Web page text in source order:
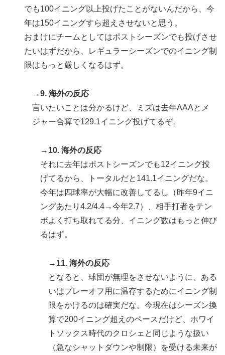
でも100イニング以上投げたことがないんだから、今
年は150イニングすら超えさせないと思う。
おまけにチームとしてはポストシーズンでも投げさせ
たいはずだから、レギュラーシーズンでのイニング制
限はもっと厳しくなるはず。
→9. 海外の反応
言いたいことは分かるけど、ミズは去年AAAとメ
ジャー合算で129.1イニング投げてるぞ。
→10. 海外の反応
それに去年はポストシーズンでも12イニング投
げてるから、トータルだと141.1イニングだな。
今年は四球率が大幅に改善してるし（昨年9イニ
ングあたり4.2/4.4→今年2.7）、相手打者をテン
ポよく打ち取れてる分、イニング数はもっと伸び
るはず。
→11. 海外の反応
となると、球団が無理をさせないように、ある
いはプレーオフ用に温存するためにイニング制
限をかけるのは確実だな。今現在はシーズン換
算で200イニング超えのペースだけど、ホワイ
トソックス時代のクロシェと同じような扱い
（急なシャットダウンや制限）を受ける未来が